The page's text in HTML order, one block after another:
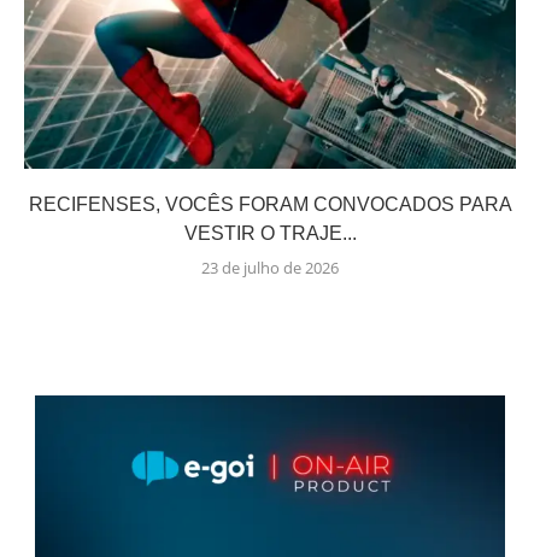
RECIFENSES, VOCÊS FORAM CONVOCADOS PARA
VESTIR O TRAJE...
23 de julho de 2026